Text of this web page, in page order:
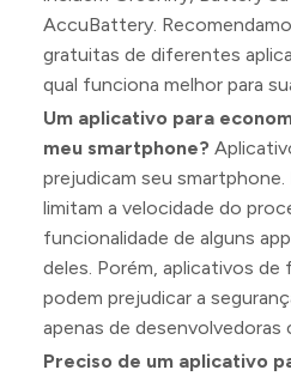
AccuBattery.
gratuitas de diferentes
qual funciona melhor para
Um aplicativo para
meu smartphone?
prejudicam seu smartphone.
limitam a velocidade do
funcionalidade de alguns
deles. Porém, aplicativos
podem prejudicar a
apenas de desenvolvedoras
Preciso de um aplicativo